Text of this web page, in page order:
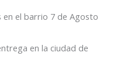
el barrio 7 de Agosto
en la ciudad de